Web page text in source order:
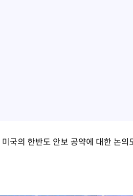
국의 한반도 안보 공약에 대한 논의